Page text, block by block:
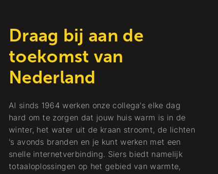
Draag bij aan de
toekomst van
Nederland
Al sinds 1964 werken onze collega's elke dag
hard om te zorgen dat jouw huis warm is in de
winter, het water uit de kraan stroomt, de lichten
's avonds branden en je kunt werken met een
snelle internetverbinding. Siers biedt namelijk
totaaloplossingen op het gebied van warmte,